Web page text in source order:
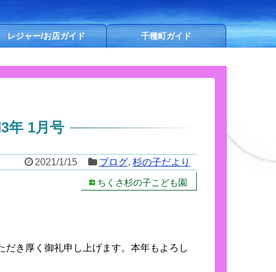
レジャー/お店ガイド 千種町ガイド
年 1月号
2021/1/15 ブログ, 杉の子だより
ちくさ杉の子こども園
き厚く御礼申し上げます。本年もよろし